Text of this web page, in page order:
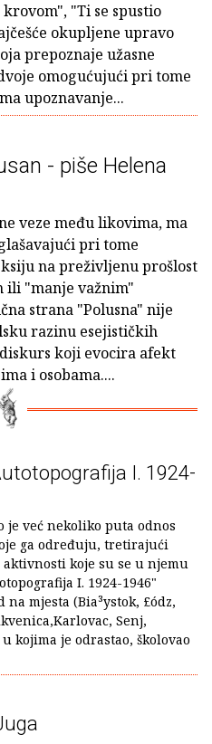
"Ti se spustio
okupljene upravo
prepoznaje užasne
omogućujući pri tome
upoznavanje...
- piše Helena
veze među likovima, ma
pri tome
na preživljenu prošlost
ili "manje važnim"
strana "Polusna" nije
razinu esejističkih
koji evocira afekt
i osobama....
I. 1924-
već nekoliko puta odnos
ga određuju, tretirajući
koje su se u njemu
I. 1924-1946"
mjesta (Bia³ystok, £ódz,
Senj,
kojima je odrastao, školovao